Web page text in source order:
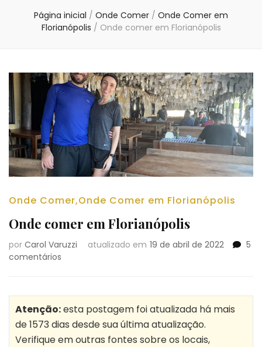
Página inicial / Onde Comer / Onde Comer em
Florianópolis / Onde comer em Florianópolis
Onde Comer,Onde Comer em Florianópolis
Onde comer em Florianópolis
por Carol Varuzzi atualizado em 19 de abril de 2022
5
comentários
em
Florianópolis
Atenção:esta postagem foi atualizada há mais
de 1573 dias desde sua última atualização.
Verifique em outras fontes sobre os locais,